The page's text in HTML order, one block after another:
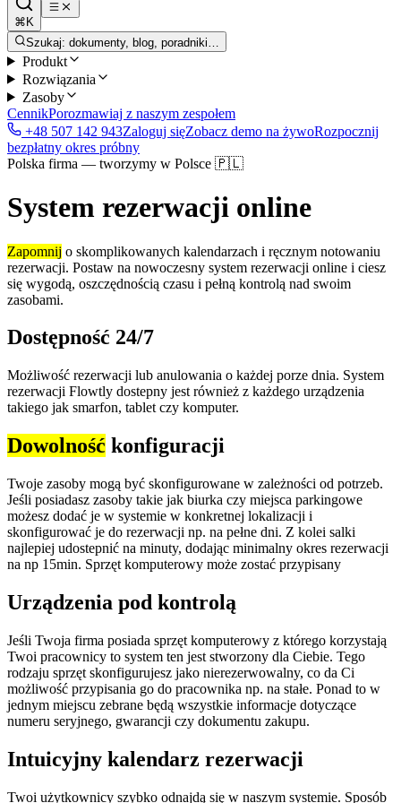
⌘K
Szukaj: dokumenty, blog, poradniki…
Produkt
Rozwiązania
Zasoby
CennikPorozmawiaj z naszym zespołem
+48 507 142 943Zaloguj sięZobacz demo na żywoRozpocznij
bezpłatny okres próbny
Polska firma — tworzymy w Polsce 🇵🇱
System rezerwacji online
Zapomnij o skomplikowanych kalendarzach i ręcznym notowaniu
rezerwacji. Postaw na nowoczesny system rezerwacji online i ciesz
się wygodą, oszczędnością czasu i pełną kontrolą nad swoim
zasobami.
Dostępność 24/7
Możliwość rezerwacji lub anulowania o każdej porze dnia. System
rezerwacji Flowtly dostepny jest również z każdego urządzenia
takiego jak smarfon, tablet czy komputer.
Dowolność konfiguracji
Twoje zasoby mogą być skonfigurowane w zależności od potrzeb.
Jeśli posiadasz zasoby takie jak biurka czy miejsca parkingowe
możesz dodać je w systemie w konkretnej lokalizacji i
skonfigurować je do rezerwacji np. na pełne dni. Z kolei salki
najlepiej udostepnić na minuty, dodając minimalny okres rezerwacji
na np 15min. Sprzęt komputerowy może zostać przypisany
Urządzenia pod kontrolą
Jeśli Twoja firma posiada sprzęt komputerowy z którego korzystają
Twoi pracownicy to system ten jest stworzony dla Ciebie. Tego
rodzaju sprzęt skonfigurujesz jako nierezerwowalny, co da Ci
możliwość przypisania go do pracownika np. na stałe. Ponad to w
jednym miejscu zebrane będą wszystkie informacje dotyczące
numeru seryjnego, gwarancji czy dokumentu zakupu.
Intuicyjny kalendarz rezerwacji
Twoi użytkownicy szybko odnajdą się w naszym systemie. Sposób